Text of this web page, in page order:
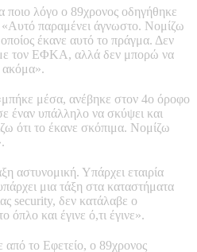
ποιο λόγο ο 89χρονος οδηγήθηκε
παραμένει άγνωστο. Νομίζω
έκανε αυτό το πράγμα. Δεν
με τον ΕΦΚΑ, αλλά δεν μπορώ να
ακόμα».
μέσα, ανέβηκε στον 4ο όροφο
έναν υπάλληλο να σκύψει και
ότι το έκανε σκόπιμα. Νομίζω
αστυνομική. Υπάρχει εταιρία
μια τάξη στα καταστήματα
security, δεν κατάλαβε ο
και έγινε ό,τι έγινε».
από το Εφετείο, ο 89χρονος